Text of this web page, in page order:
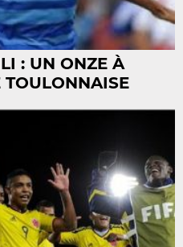
: UN ONZE À